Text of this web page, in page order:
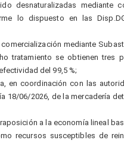
desnaturalizadas mediante
lo dispuesto en las
mediante
tratamiento se obtienen tres
del 99,5 %;
en coordinación con las
18/06/2026, de la mercadería
a la economía lineal
recursos susceptibles de